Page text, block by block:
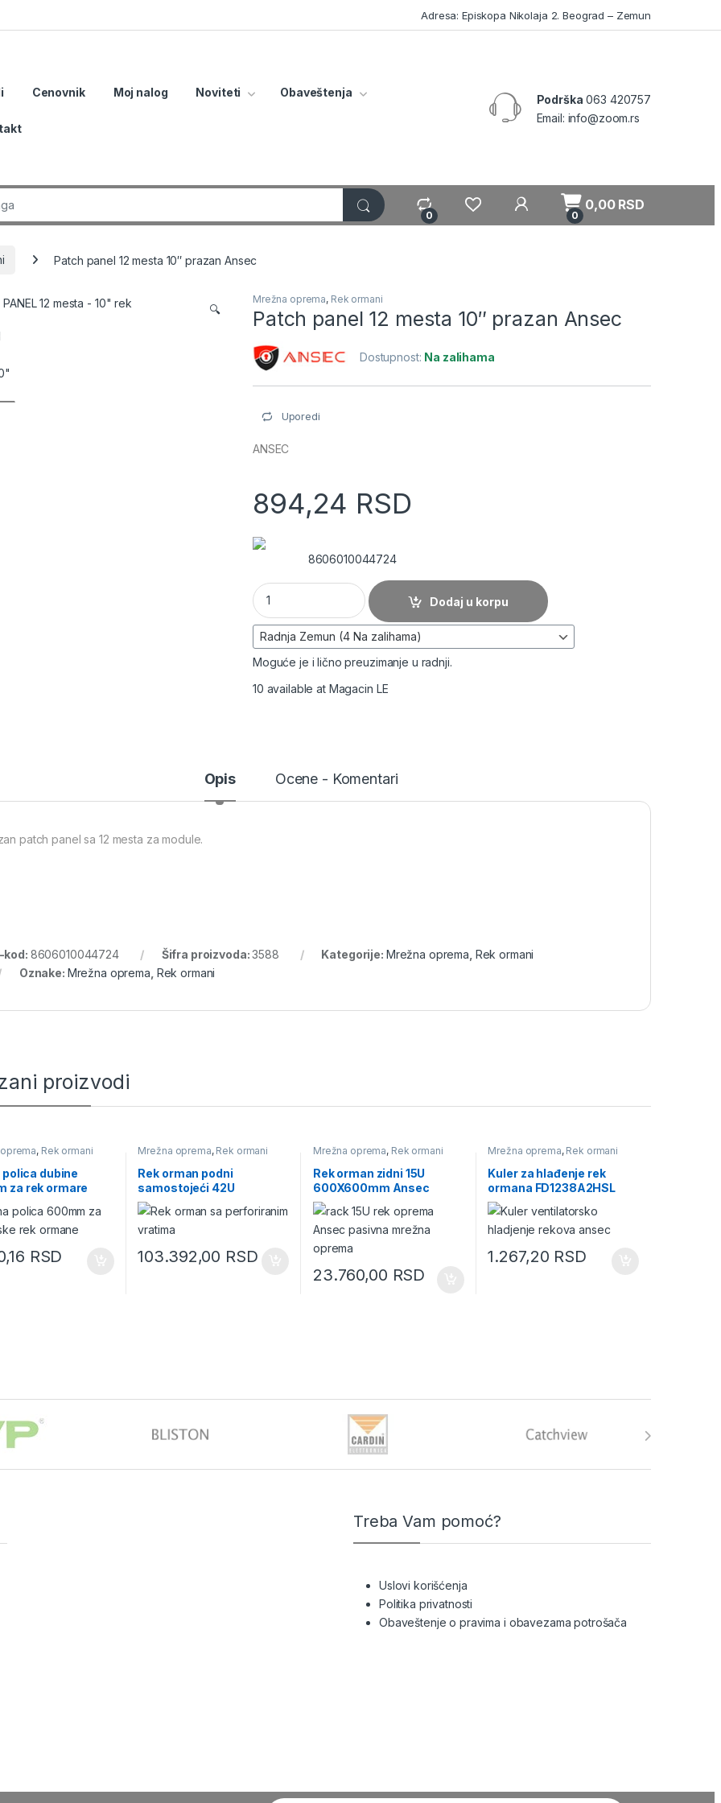
Adresa: Episkopa Nikolaja 2. Beograd – Zemun
Cenovnik Moj nalog Noviteti Obaveštenja
Podrška 063 420757
Email: info@zoom.rs
0
My Account
0
0,00RSD
Patch panel 12 mesta 10″ prazan Ansec
🔍
Mrežna oprema, Rek ormani
Patch panel 12 mesta 10″ prazan Ansec
Dostupnost: Na zalihama
Uporedi
ANSEC
894,24 RSD
8606010044724
Patch panel 12 mesta 10" prazan Ansec količina
Dodaj u korpu
Moguće je i lično preuzimanje u radnji.
10 available at Magacin LE
Opis Ocene - Komentari
patch panel sa 12 mesta za module.
kod: 8606010044724 Šifra proizvoda:3588 Kategorije: Mrežna oprema, Rek ormani
Oznake: Mrežna oprema, Rek ormani
proizvodi
, Rek ormani
polica dubine
za rek ormare
RSD
Mrežna oprema, Rek ormani
Rek orman podni
samostojeći 42U
800X800mm perforirana
vrata Ansec
103.392,00 RSD
Mrežna oprema, Rek ormani
Rek orman zidni 15U
600X600mm Ansec
23.760,00 RSD
Mrežna oprema, Rek ormani
Kuler za hlađenje rek
ormana FD1238A2HSL
220V JINYUDA
1.267,20 RSD
Treba Vam pomoć?
Uslovi korišćenja
Politika privatnosti
Obaveštenje o pravima i obavezama potrošača